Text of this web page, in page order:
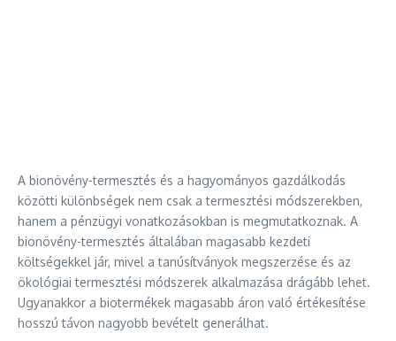
A bionövény-termesztés és a hagyományos gazdálkodás
közötti különbségek nem csak a termesztési módszerekben,
hanem a pénzügyi vonatkozásokban is megmutatkoznak. A
bionövény-termesztés általában magasabb kezdeti
költségekkel jár, mivel a tanúsítványok megszerzése és az
ökológiai termesztési módszerek alkalmazása drágább lehet.
Ugyanakkor a biotermékek magasabb áron való értékesítése
hosszú távon nagyobb bevételt generálhat.